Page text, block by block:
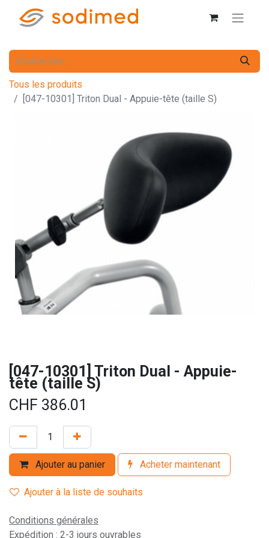
Tous les produits
[047-10301] Triton Dual - Appuie-tête (taille S)
[047-10301] Triton Dual - Appuie-
tête (taille S)
CHF 386.01
Ajouter au panier Acheter maintenant
Ajouter à la liste de souhaits
Conditions générales
Expédition : 2-3 jours ouvrables